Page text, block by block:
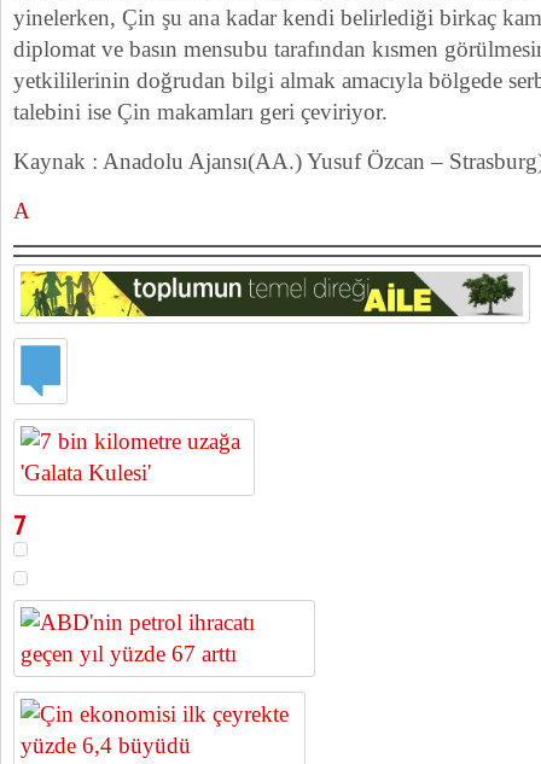
yinelerken, Çin şu ana kadar kendi belirlediği birkaç
diplomat ve basın mensubu tarafından kısmen
yetkililerinin doğrudan bilgi almak amacıyla bölgede
talebini ise Çin makamları geri çeviriyor.
Kaynak : Anadolu Ajansı(AA.) Yusuf Özcan –
A
7